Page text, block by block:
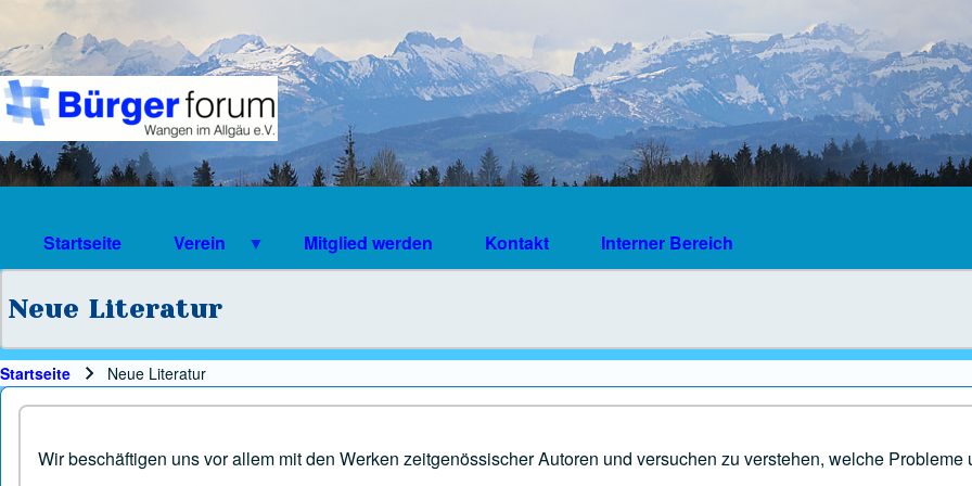
Suchformular
Suche
Startseite Verein Mitglied werden Kontakt Interner Bereich
Neue Literatur
Pfadnavigation
Startseite Neue Literatur
Wir beschäftigen uns vor allem mit den Werken zeitgenössischer Autoren und versuchen zu verstehen, welche Probleme